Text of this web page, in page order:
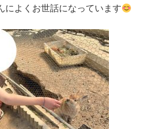
によくお世話になっています